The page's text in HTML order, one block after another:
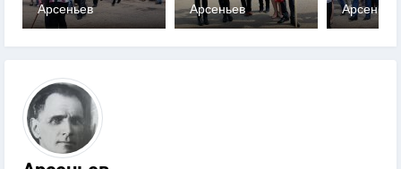
0
Арсеньев
0
Арсеньев
0
Арсеньев